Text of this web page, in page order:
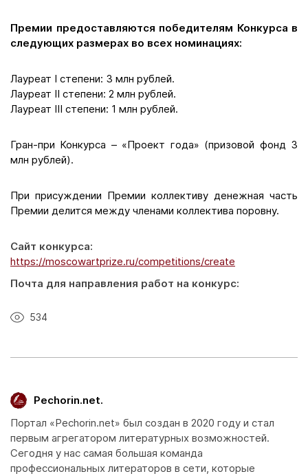
Премии предоставляются победителям Конкурса в
следующих размерах во всех номинациях:
Лауреат I степени: 3 млн рублей.
Лауреат II степени: 2 млн рублей.
Лауреат III степени: 1 млн рублей.
Гран-при Конкурса – «Проект года» (призовой фонд 3
млн рублей).
При присуждении Премии коллективу денежная часть
Премии делится между членами коллектива поровну.
Сайт конкурса:
https://moscowartprize.ru/competitions/create
Почта для направления работ на конкурс:
534
Pechorin.net.
Портал «Pechorin.net» был создан в 2020 году и стал
первым агрегатором литературных возможностей.
Сегодня у нас самая большая команда
профессиональных литераторов в сети, которые